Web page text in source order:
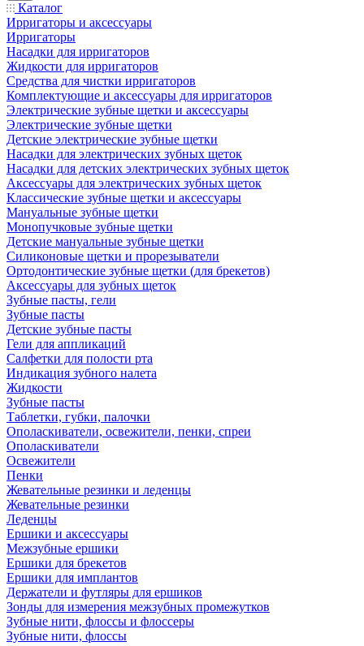
Каталог
Ирригаторы и аксессуары
Ирригаторы
Насадки для ирригаторов
Жидкости для ирригаторов
Средства для чистки ирригаторов
Комплектующие и аксессуары для ирригаторов
Электрические зубные щетки и аксессуары
Электрические зубные щетки
Детские электрические зубные щетки
Насадки для электрических зубных щеток
Насадки для детских электрических зубных щеток
Аксессуары для электрических зубных щеток
Классические зубные щетки и аксессуары
Мануальные зубные щетки
Монопучковые зубные щетки
Детские мануальные зубные щетки
Силиконовые щетки и прорезыватели
Ортодонтические зубные щетки (для брекетов)
Аксессуары для зубных щеток
Зубные пасты, гели
Зубные пасты
Детские зубные пасты
Гели для аппликаций
Салфетки для полости рта
Индикация зубного налета
Жидкости
Зубные пасты
Таблетки, губки, палочки
Ополаскиватели, освежители, пенки, спреи
Ополаскиватели
Освежители
Пенки
Жевательные резинки и леденцы
Жевательные резинки
Леденцы
Ершики и аксессуары
Межзубные ершики
Ершики для брекетов
Ершики для имплантов
Держатели и футляры для ершиков
Зонды для измерения межзубных промежутков
Зубные нити, флоссы и флоссеры
Зубные нити, флоссы